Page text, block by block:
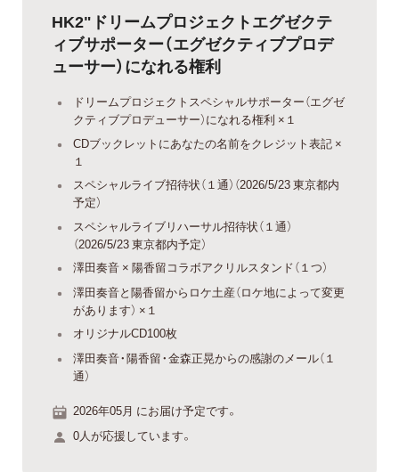
HK2"ドリームプロジェクトエグゼクテ
ィブサポーター（エグゼクティブプロデ
ューサー）になれる権利
ドリームプロジェクトスペシャルサポーター（エグゼ
クティブプロデューサー）になれる権利 ×１
CDブックレットにあなたの名前をクレジット表記 ×
１
スペシャルライブ招待状（１通）（2026/5/23 東京都内
予定）
スペシャルライブリハーサル招待状（１通）
（2026/5/23 東京都内予定）
澤田奏音 × 陽香留コラボアクリルスタンド（１つ）
澤田奏音と陽香留からロケ土産（ロケ地によって変更
があります） ×１
オリジナルCD100枚
澤田奏音・陽香留・金森正晃からの感謝のメール（１
通）
2026年05月 にお届け予定です。
0人が応援しています。